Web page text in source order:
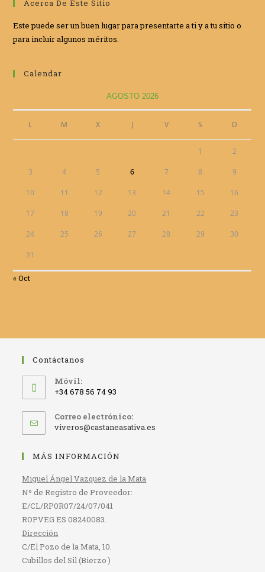
Acerca De Este Sitio
Este puede ser un buen lugar para presentarte a ti y a tu sitio o
para incluir algunos méritos.
Calendar
AGOSTO 2026
L M X J V S D
1 2
3 4 5 6 7 8 9
10 11 12 13 14 15 16
17 18 19 20 21 22 23
24 25 26 27 28 29 30
31
« Oct
Contáctanos
Móvil:
+34 678 56 74 93
Correo electrónico:
viveros@castaneasativa.es
MÁS INFORMACIÓN
Miguel Ángel Vazquez de la Mata
Nº de Registro de Proveedor:
E/CL/RP0R07/24/07/041
ROPVEG ES 08240083.
Dirección
C/El Pozo de la Mata, 10.
Cubillos del Sil (Bierzo )